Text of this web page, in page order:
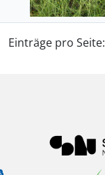
Einträge pro Seite: